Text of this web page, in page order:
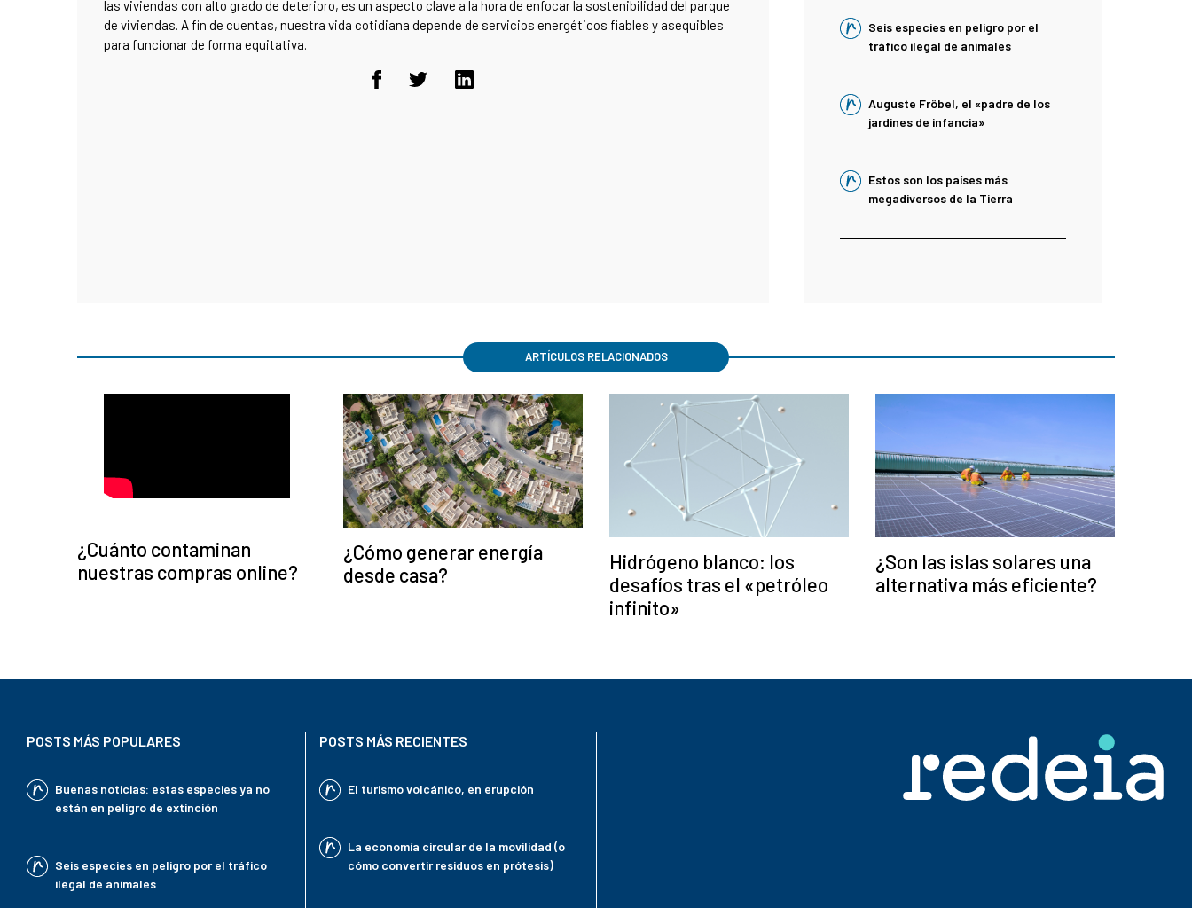
las viviendas con alto grado de deterioro, es un aspecto clave a la hora de enfocar la sostenibilidad del parque
de viviendas. A fin de cuentas, nuestra vida cotidiana depende de servicios energéticos fiables y asequibles
para funcionar de forma equitativa.
Seis especies en peligro por el
tráfico ilegal de animales
Auguste Fröbel, el «padre de los
jardines de infancia»
Estos son los países más
megadiversos de la Tierra
ARTÍCULOS RELACIONADOS
¿Cuánto contaminan
nuestras compras online?
¿Cómo generar energía
desde casa?
Hidrógeno blanco: los
desafíos tras el «petróleo
infinito»
¿Son las islas solares una
alternativa más eficiente?
POSTS MÁS POPULARES
Buenas noticias: estas especies ya no
están en peligro de extinción
Seis especies en peligro por el tráfico
ilegal de animales
POSTS MÁS RECIENTES
El turismo volcánico, en erupción
La economía circular de la movilidad (o
cómo convertir residuos en prótesis)